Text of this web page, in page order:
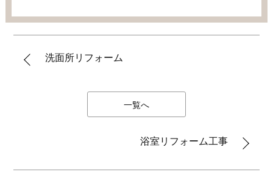
洗面所リフォーム
一覧へ
浴室リフォーム工事